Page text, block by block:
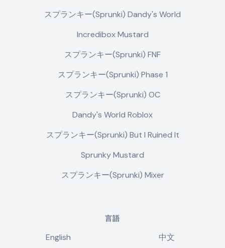
スプランキー(Sprunki) Dandy's World
Incredibox Mustard
スプランキー(Sprunki) FNF
スプランキー(Sprunki) Phase 1
スプランキー(Sprunki) OC
Dandy's World Roblox
スプランキー(Sprunki) But I Ruined It
Sprunky Mustard
スプランキー(Sprunki) Mixer
言語
English 中文